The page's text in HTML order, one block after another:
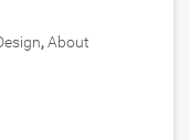
,About